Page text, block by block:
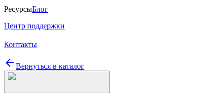
РесурсыБлог
Центр поддержки
Контакты
Вернуться в каталог